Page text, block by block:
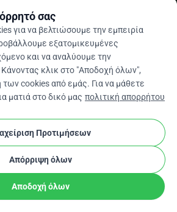
500+ κριτικών
cookieΡυθμίσεις Cookies
στην Ευρώπη
Συνεργάτης
σας
για να βελτιώσουμε την εμπειρία
εξατομικευμένες
και να αναλύουμε την
κλικ στο "Αποδοχή όλων",
των cookies από εμάς. Για να μάθετε
ματιά στο δικό μας πολιτική απορρήτου
Προτιμήσεων
Απόρριψη όλων
Αποδοχή όλων